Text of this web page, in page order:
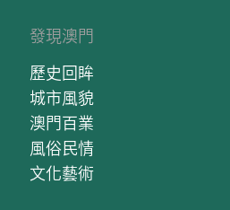
發現澳門
歷史回眸
城市風貌
澳門百業
風俗民情
文化藝術